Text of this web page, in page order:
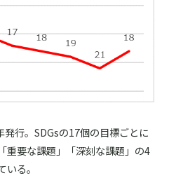
行。SDGsの17個の目標ごとに
重要な課題」「深刻な課題」の4
る。